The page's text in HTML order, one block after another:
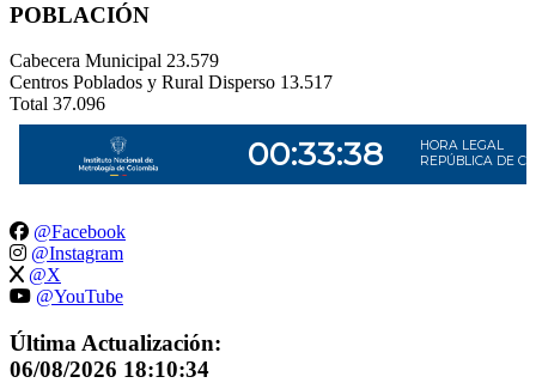
POBLACIÓN
Cabecera Municipal 23.579
Centros Poblados y Rural Disperso 13.517
Total 37.096
@Facebook
@Instagram
@X
@YouTube
Última Actualización:
06/08/2026 18:10:34